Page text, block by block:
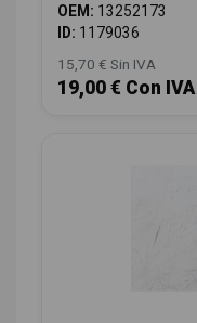
OEM: 13252173
ID: 1179036
15,70 € Sin IVA
19,00 € Con IVA